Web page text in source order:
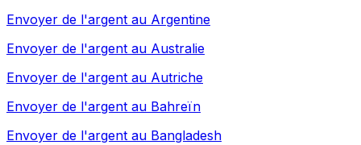
Envoyer de l'argent au Argentine
Envoyer de l'argent au Australie
Envoyer de l'argent au Autriche
Envoyer de l'argent au Bahreïn
Envoyer de l'argent au Bangladesh